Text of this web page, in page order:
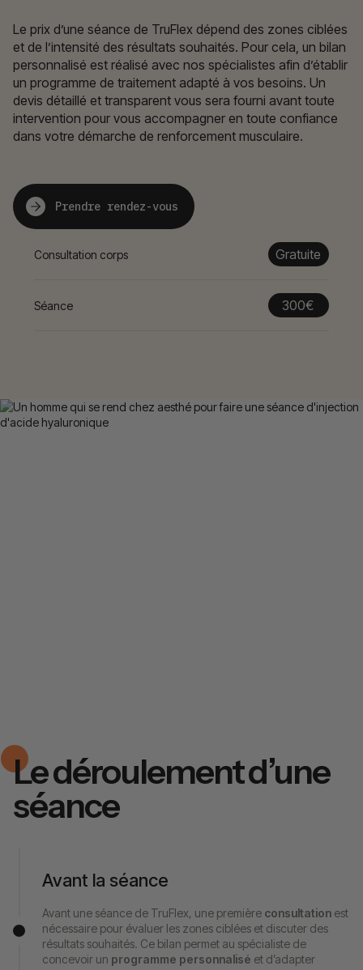
Le prix d’une séance de TruFlex dépend des zones ciblées
et de l’intensité des résultats souhaités. Pour cela, un bilan
personnalisé est réalisé avec nos spécialistes afin d’établir
un programme de traitement adapté à vos besoins. Un
devis détaillé et transparent vous sera fourni avant toute
intervention pour vous accompagner en toute confiance
dans votre démarche de renforcement musculaire.
Prendre rendez-vous
Consultation corps Gratuite
Séance 300€
Le déroulement d’une
séance
Avant la séance
Avant une séance de TruFlex, une première consultationest
nécessaire pour évaluer les zones ciblées et discuter des
résultats souhaités. Ce bilan permet au spécialiste de
concevoir un programme personnalisé et d’adapter